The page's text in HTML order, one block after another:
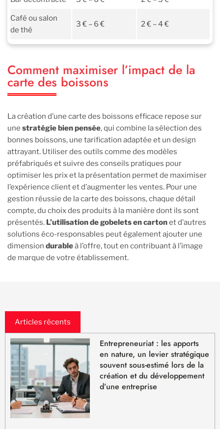
Café ou salon
de thé
3 € – 6 € 2 € – 4 €
Comment maximiser l’impact de la
carte des boissons
La création d’une carte des boissons efficace repose sur
une stratégie bien pensée, qui combine la sélection des
bonnes boissons, une tarification adaptée et un design
attrayant. Utiliser des outils comme des modèles
préfabriqués et suivre des conseils pratiques pour
optimiser les prix et la présentation permet de maximiser
l’expérience client et d’augmenter les ventes. Pour une
gestion réussie de la carte des boissons, chaque détail
compte, du choix des produits à la manière dont ils sont
présentés. L’utilisation de gobelets en cartonet d’autres
solutions éco-responsables peut également ajouter une
dimension durableà l’offre, tout en contribuant à l’image
de marque de votre établissement.
Articles récents
Entrepreneuriat : les apports
en nature, un levier stratégique
souvent sous-estimé lors de la
création et du développement
d’une entreprise